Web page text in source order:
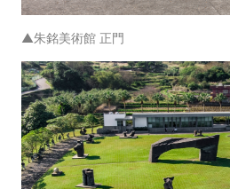
▲朱銘美術館 正門